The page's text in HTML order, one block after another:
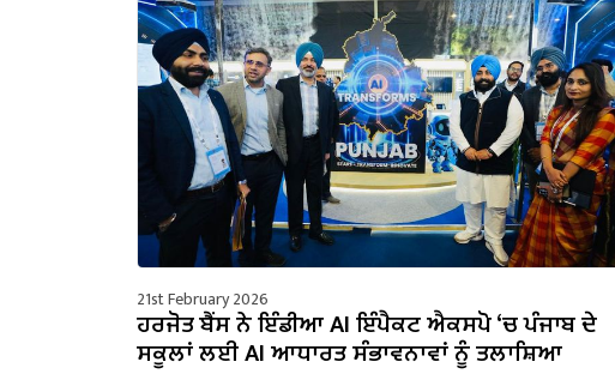
21st February 2026
ਹਰਜੋਤ ਬੈਂਸ ਨੇ ਇੰਡੀਆ AI ਇੰਪੈਕਟ ਐਕਸਪੋ ‘ਚ ਪੰਜਾਬ ਦੇ
ਸਕੂਲਾਂ ਲਈ AI ਆਧਾਰਤ ਸੰਭਾਵਨਾਵਾਂ ਨੂੰ ਤਲਾਸ਼ਿਆ